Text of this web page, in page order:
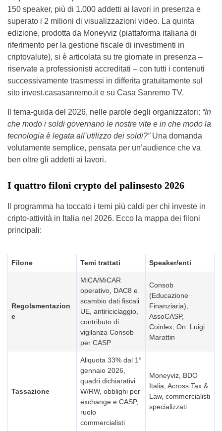
150 speaker, più di 1.000 addetti ai lavori in presenza e
superato i 2 milioni di visualizzazioni video. La quinta
edizione, prodotta da Moneyviz (piattaforma italiana di
riferimento per la gestione fiscale di investimenti in
criptovalute), si è articolata su tre giornate in presenza –
riservate a professionisti accreditati – con tutti i contenuti
successivamente trasmessi in differita gratuitamente sul
sito invest.casasanremo.it e su Casa Sanremo TV.
Il tema-guida del 2026, nelle parole degli organizzatori: “In
che modo i soldi governano le nostre vite e in che modo la
tecnologia è legata all’utilizzo dei soldi?”Una domanda
volutamente semplice, pensata per un’audience che va
ben oltre gli addetti ai lavori.
I quattro filoni crypto del palinsesto 2026
Il programma ha toccato i temi più caldi per chi investe in
cripto-attività in Italia nel 2026. Ecco la mappa dei filoni
principali:
Filone Temi trattati Speaker/enti
Regolamentazion
e
MiCA/MiCAR
operativo, DAC8 e
scambio dati fiscali
UE, antiriciclaggio,
contributo di
vigilanza Consob
per CASP
Consob
(Educazione
Finanziaria),
AssoCASP,
Coinlex, On. Luigi
Marattin
Tassazione
Aliquota 33% dal 1°
gennaio 2026,
quadri dichiarativi
W/RW, obblighi per
exchange e CASP,
ruolo
commercialisti
Moneyviz, BDO
Italia, Across Tax &
Law, commercialisti
specializzati